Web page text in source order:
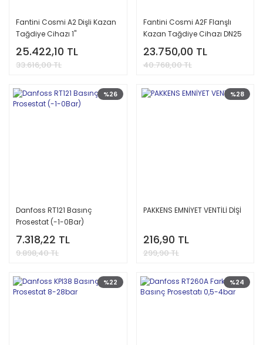
Fantini Cosmi A2 Dişli Kazan
Tağdiye Cihazı 1''
25.422,10 TL
33.616,00 TL
Fantini Cosmi A2F Flanşlı
Kazan Tağdiye Cihazı DN25
23.750,00 TL
40.768,00 TL
%26
Danfoss RT121 Basınç
Prosestat (-1-0Bar)
7.318,22 TL
9.898,40 TL
%28
PAKKENS EMNİYET VENTİLİ DİŞİ
216,90 TL
299,90 TL
%22 %24